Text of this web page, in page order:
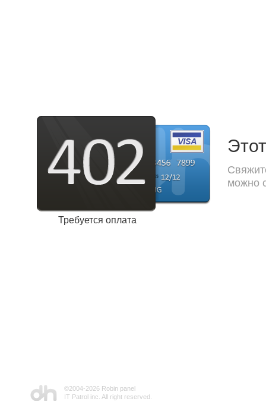
Требуется оплата
можно
©2004-2026 Robin panel
IT Patrol inc. All right reserved.